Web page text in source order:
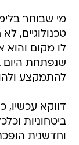
מי שבוחר
טכנולוגיים,
לו מקום
שנפתחת היום
להתמקצע
דווקא
ביטחוניות
וחדשנית